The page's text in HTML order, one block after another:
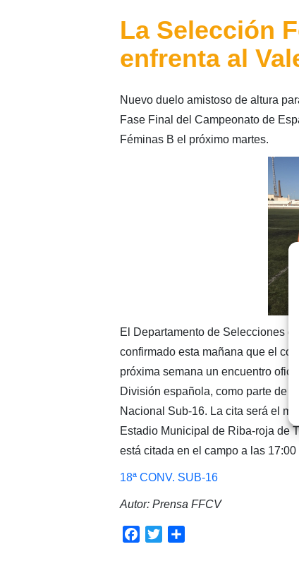
La Selección
enfrenta al
Nuevo duelo amistoso de altura
Fase Final del Campeonato de
Féminas B el próximo martes.
El Departamento de Selecciones
confirmado esta mañana que el
próxima semana un encuentro
División española, como parte de
Nacional Sub-16. La cita será el
Estadio Municipal de Riba-roja de
está citada en el campo a las
18ª CONV. SUB-16
Autor: Prensa FFCV
Facebook
Twitter